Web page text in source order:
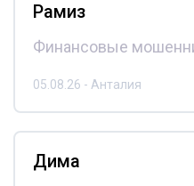
Рамиз
Финансовые
05.08.26 - Анталия
Дима